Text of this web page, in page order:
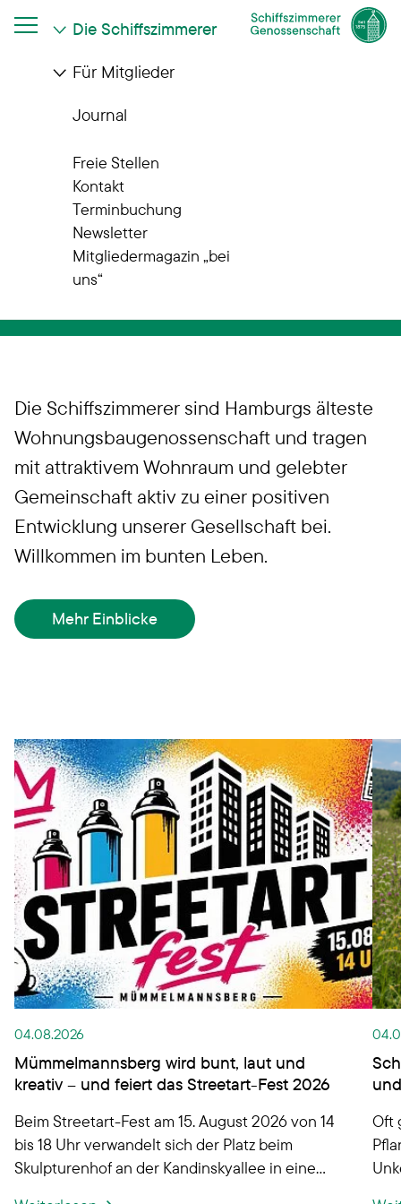
Die Schiffszimmerer
Für Mitglieder
Journal
Freie Stellen
Kontakt
Terminbuchung
Newsletter
Mitgliedermagazin „bei
uns“
Modernes
Wohnen seit
Generationen
Die Schiffszimmerer sind Hamburgs älteste
Wohnungsbaugenossenschaft und tragen
mit attraktivem Wohnraum und gelebter
Gemeinschaft aktiv zu einer positiven
Entwicklung unserer Gesellschaft bei.
Willkommen im bunten Leben.
Mehr Einblicke
Aktuelles
04.08.2026
Mümmelmannsberg wird bunt, laut und
kreativ – und feiert das Streetart-Fest 2026
Beim Streetart-Fest am 15. August 2026 von 14
bis 18 Uhr verwandelt sich der Platz beim
Skulpturenhof an der Kandinskyallee in eine
Oft